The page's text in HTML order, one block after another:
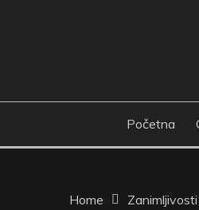
Početna
Home Zanimljivosti